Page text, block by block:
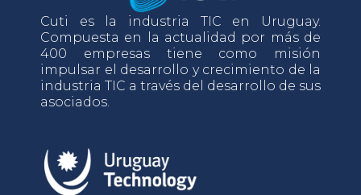
Cuti es la industria TIC en Uruguay.
Compuesta en la actualidad por más de
400 empresas tiene como misión
impulsar el desarrollo y crecimiento de la
industria TIC a través del desarrollo de sus
asociados.